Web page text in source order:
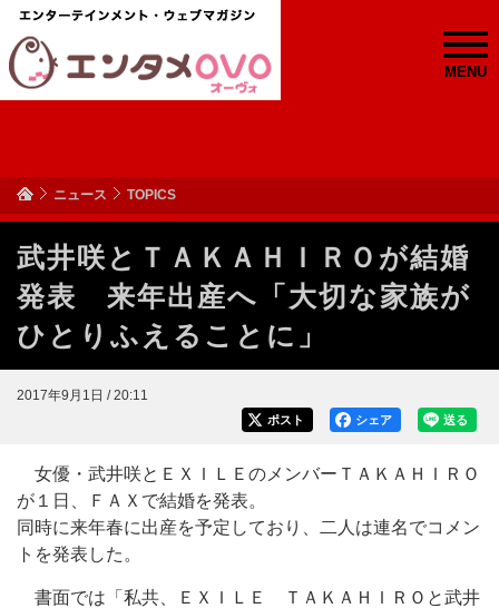
MENU
ニュース TOPICS
武井咲とＴＡＫＡＨＩＲＯが結婚
発表 来年出産へ「大切な家族が
ひとりふえることに」
2017年9月1日 / 20:11
送る
シェア
ポスト
女優・武井咲とＥＸＩＬＥのメンバーＴＡＫＡＨＩＲＯ
が１日、ＦＡＸで結婚を発表。
同時に来年春に出産を予定しており、二人は連名でコメン
トを発表した。
書面では「私共、ＥＸＩＬＥ ＴＡＫＡＨＩＲＯと武井